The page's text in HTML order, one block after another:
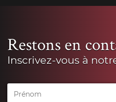
Restons en
Inscrivez-vous à